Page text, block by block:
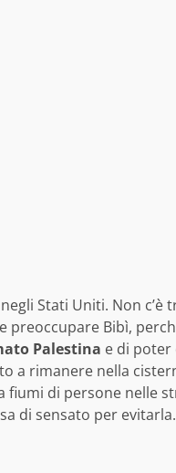
Stati Uniti. Non c’è
preoccupare Bibì,
Palestina e di poter
a rimanere nella
di persone nelle
di sensato per evitarla.